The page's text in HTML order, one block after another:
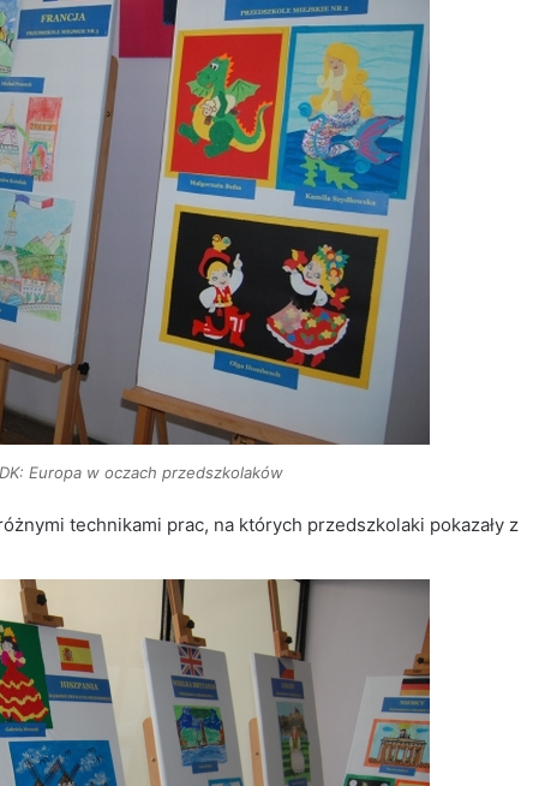
Europa w oczach przedszkolaków
technikami prac, na których przedszkolaki pokazały z